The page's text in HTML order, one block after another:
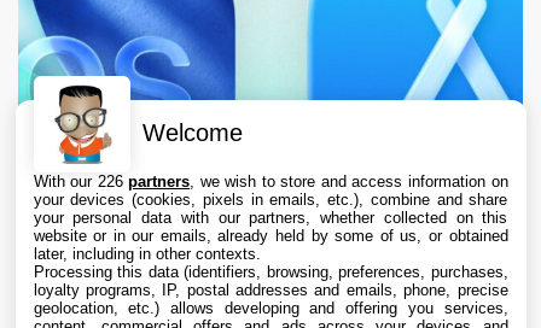
Welcome
With our 226partners , we wish to store and access information on
your devices (cookies, pixels in emails, etc.), combine and share
your personal data with our partners, whether collected on this
website or in our emails, already held by some of us, or obtained
later, including in other contexts.
Processing this data (identifiers, browsing, preferences, purchases,
loyalty programs, IP, postal addresses and emails, phone, precise
geolocation, etc.) allows developing and offering you services,